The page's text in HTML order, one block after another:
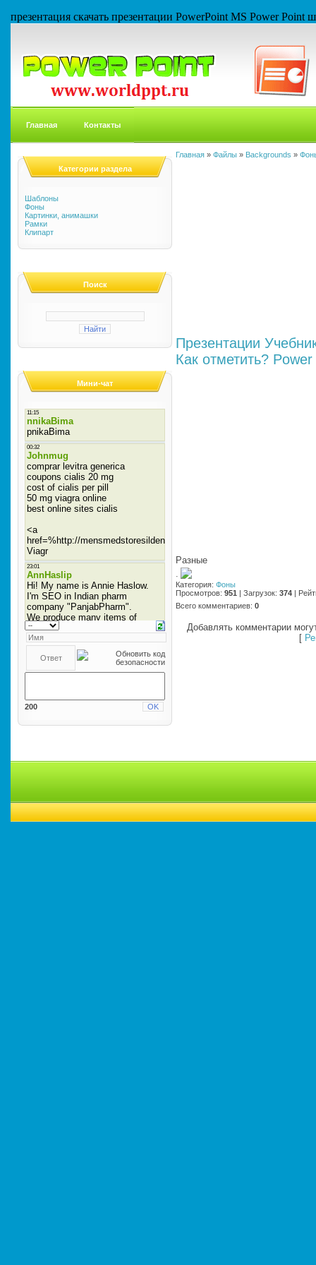
презентация скачать презентации PowerPoint MS Power
Главная Контакты
Категории раздела
Шаблоны
Фоны
Картинки, анимашки
Рамки
Клипарт
Поиск
Мини-чат
200
Главная » Файлы » Backgrounds »
Презентации
Как отметить?
Разные
·
Категория: Фоны
Просмотров: 951 | Загрузок: 374 |
Всего комментариев: 0
Добавлять комментарии
[